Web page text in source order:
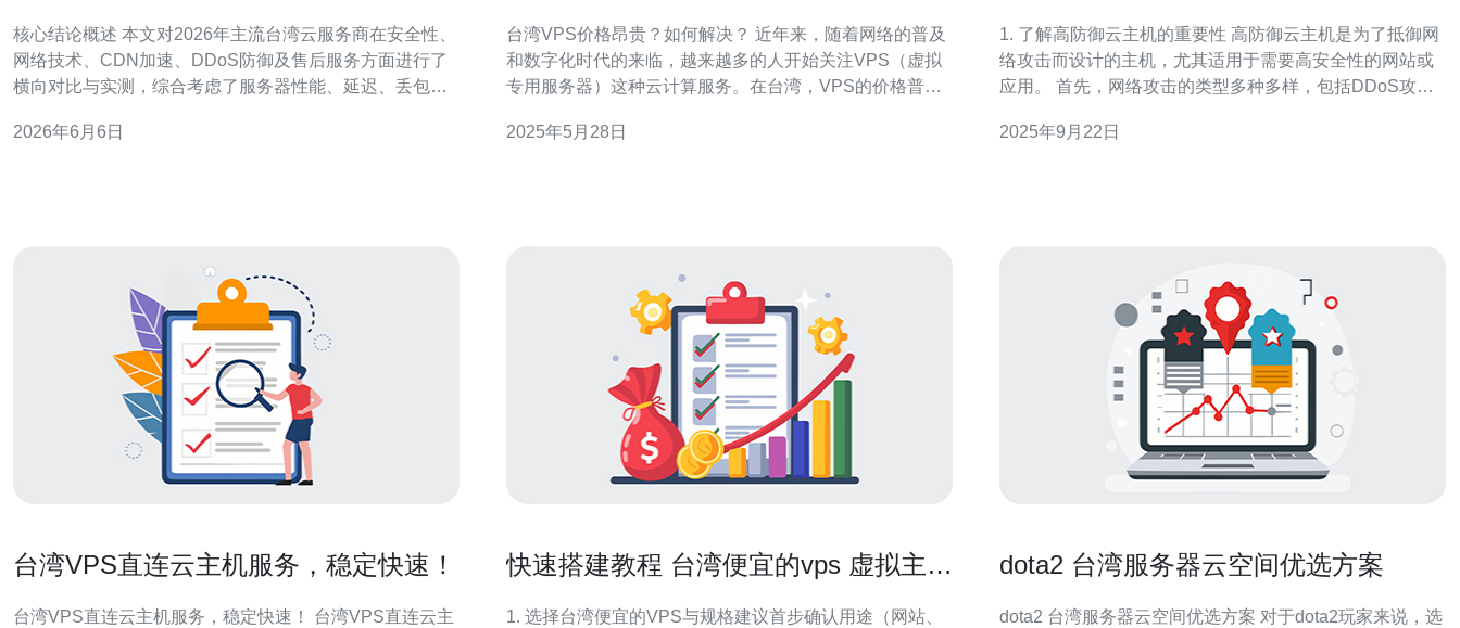
核心结论概述 本文对2026年主流台湾云服务商在安全性、
网络技术、CDN加速、DDoS防御及售后服务方面进行了
横向对比与实测，综合考虑了服务器性能、延迟、丢包、
测速，结论是：在稳定性与响应速度、完善的本地售后与
2026年6月6日
台湾VPS价格昂贵？如何解决？ 近年来，随着网络的普及
和数字化时代的来临，越来越多的人开始关注VPS（虚拟
专用服务器）这种云计算服务。在台湾，VPS的价格普遍
因是什么？又该如何解决呢？让我们一起探讨。 台湾VPS
2025年5月28日
1. 了解高防御云主机的重要性 高防御云主机是为了抵御网
络攻击而设计的主机，尤其适用于需要高安全性的网站或
应用。 首先，网络攻击的类型多种多样，包括DDoS攻
您的数据安全。 再者，良好的防护机制可以提高网站的可
2025年9月22日
台湾VPS直连云主机服务，稳定快速！
台湾VPS直连云主机服务，稳定快速！ 台湾VPS直连云主
快速搭建教程 台湾便宜的vps 虚拟主机
1. 选择台湾便宜的VPS与规格建议首步确认用途（网站、
dota2 台湾服务器云空间优选方案
dota2 台湾服务器云空间优选方案 对于dota2玩家来说，选